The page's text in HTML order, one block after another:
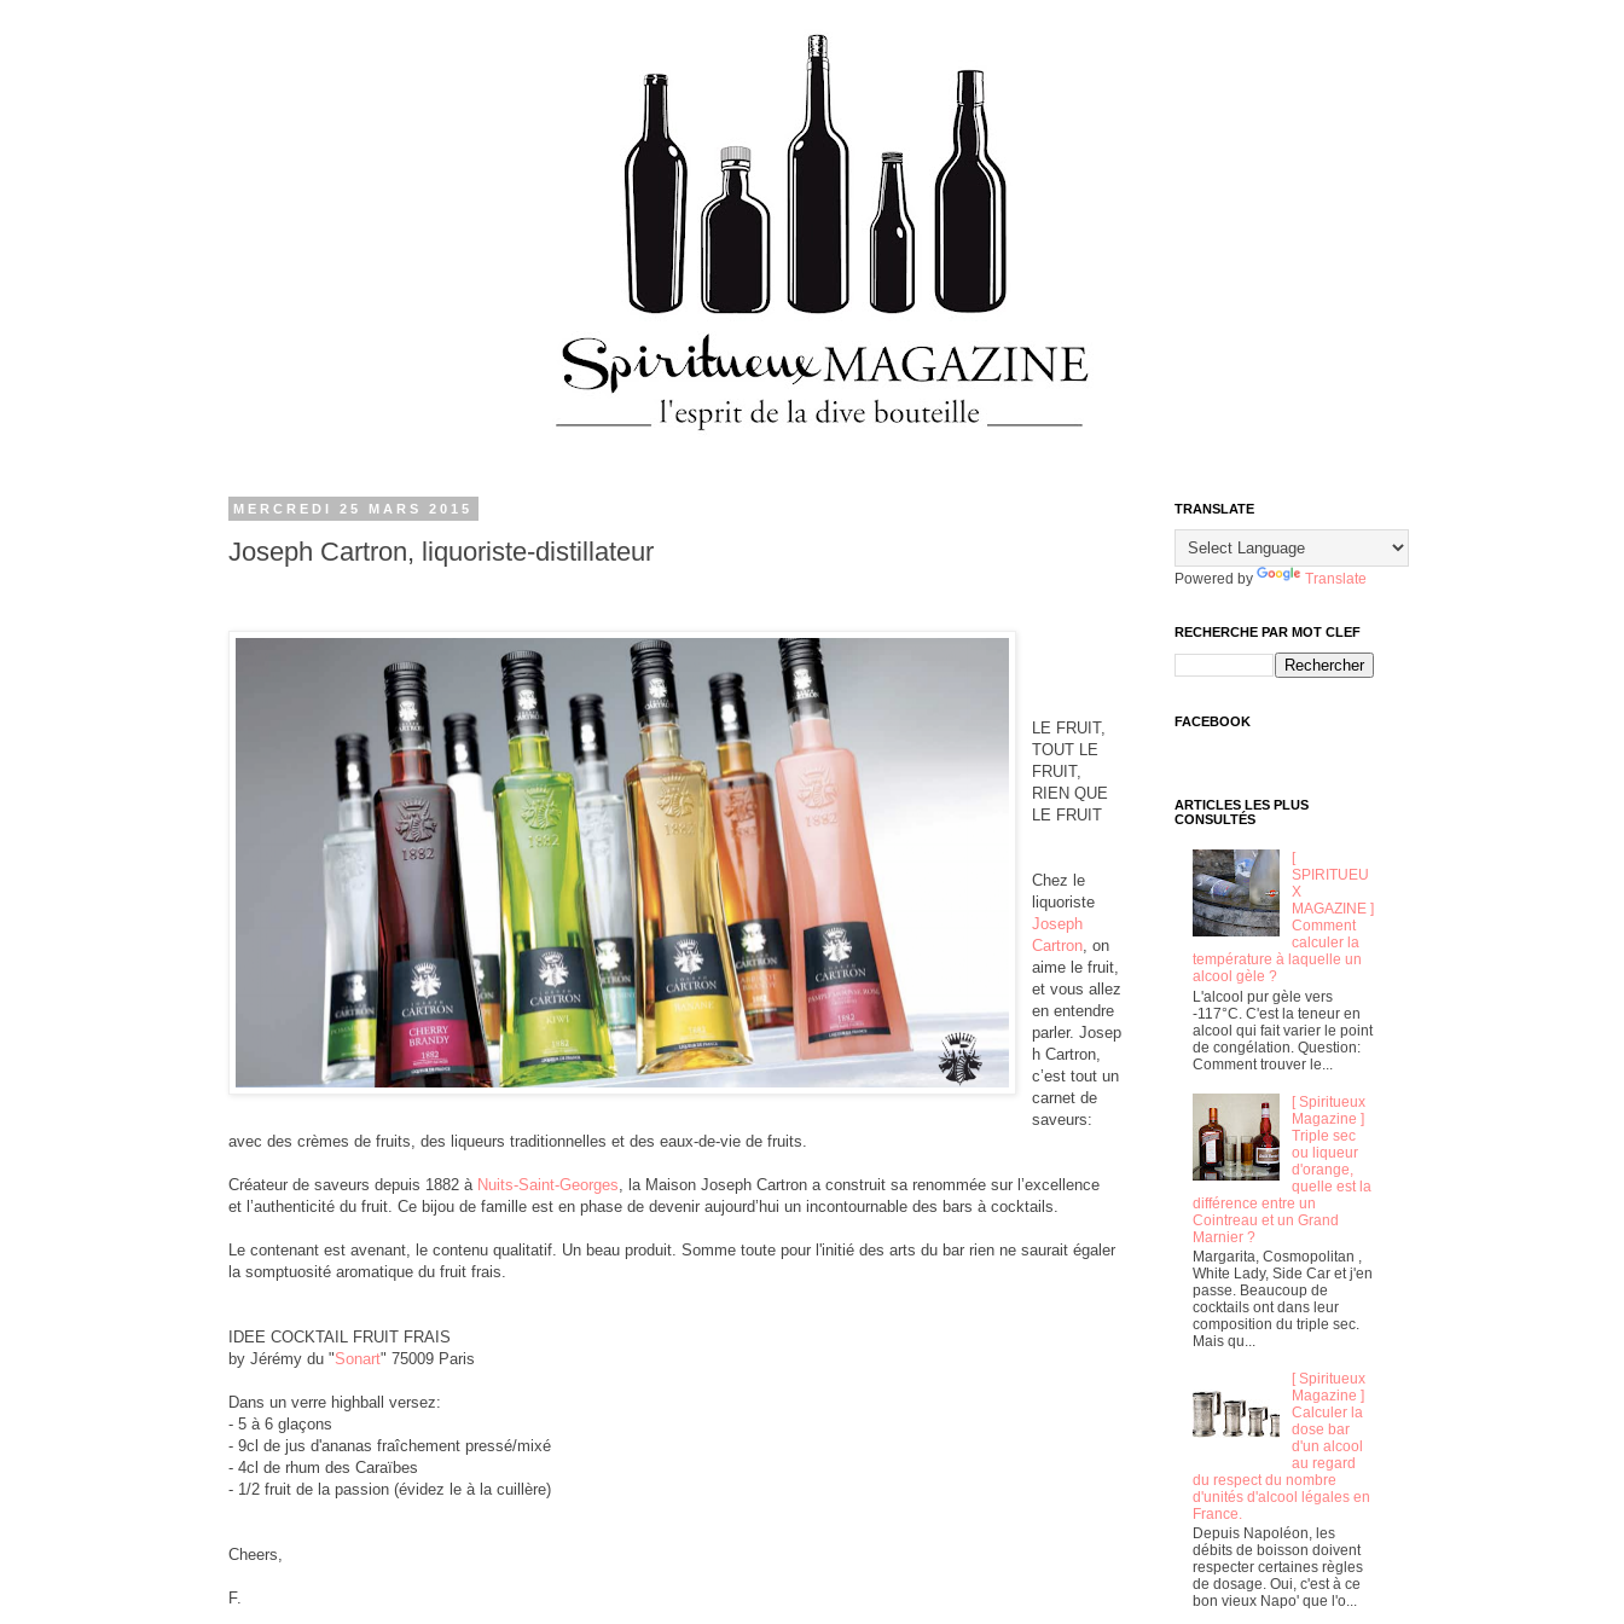
MERCREDI 25 MARS 2015
Joseph Cartron, liquoriste-distillateur
LE FRUIT,
TOUT LE
FRUIT,
RIEN QUE
LE FRUIT
Chez le
liquoriste
Joseph
Cartron , on
aime le fruit,
et vous allez
en entendre
parler. Josep
h Cartron,
c’est tout un
carnet de
saveurs:
avec des crèmes de fruits, des liqueurs traditionnelles et des eaux-de-vie de fruits.
Créateur de saveurs depuis 1882 à Nuits-Saint-Georges , la Maison Joseph Cartron a construit sa renommée sur l’excellence
et l’authenticité du fruit. Ce bijou de famille est en phase de devenir aujourd’hui un incontournable des bars à cocktails.
Le contenant est avenant, le contenu qualitatif. Un beau produit. Somme toute pour l'initié des arts du bar rien ne saurait égaler
la somptuosité aromatique du fruit frais.
IDEE COCKTAIL FRUIT FRAIS
by Jérémy du "Sonart" 75009 Paris
Dans un verre highball versez:
- 5 à 6 glaçons
- 9cl de jus d'ananas fraîchement pressé/mixé
- 4cl de rhum des Caraïbes
- 1/2 fruit de la passion (évidez le à la cuillère)
Cheers,
F.
TRANSLATE
Powered by Translate
RECHERCHE PAR MOT CLEF
FACEBOOK
ARTICLES LES PLUS
CONSULTÉS
[
SPIRITUEU
X
MAGAZINE ]
Comment
calculer la
température à laquelle un
alcool gèle ?
L'alcool pur gèle vers
-117°C. C'est la teneur en
alcool qui fait varier le point
de congélation. Question:
Comment trouver le...
[ Spiritueux
Magazine ]
Triple sec
ou liqueur
d'orange,
quelle est la
différence entre un
Cointreau et un Grand
Marnier ?
Margarita, Cosmopolitan ,
White Lady, Side Car et j'en
passe. Beaucoup de
cocktails ont dans leur
composition du triple sec.
Mais qu...
[ Spiritueux
Magazine ]
Calculer la
dose bar
d'un alcool
au regard
du respect du nombre
d'unités d'alcool légales en
France.
Depuis Napoléon, les
débits de boisson doivent
respecter certaines règles
de dosage. Oui, c'est à ce
bon vieux Napo' que l'o...